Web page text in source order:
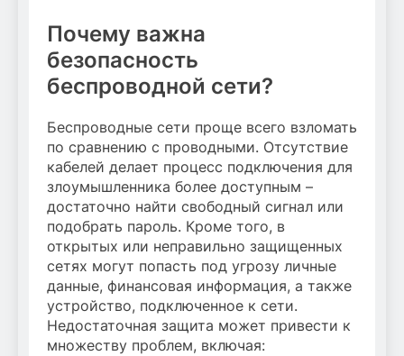
Почему важна
безопасность
беспроводной сети?
Беспроводные сети проще всего взломать
по сравнению с проводными. Отсутствие
кабелей делает процесс подключения для
злоумышленника более доступным –
достаточно найти свободный сигнал или
подобрать пароль. Кроме того, в
открытых или неправильно защищенных
сетях могут попасть под угрозу личные
данные, финансовая информация, а также
устройство, подключенное к сети.
Недостаточная защита может привести к
множеству проблем, включая: